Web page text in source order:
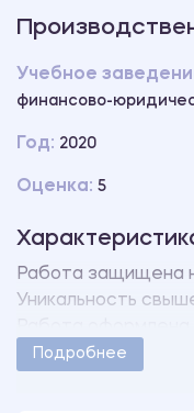
Учебное
финансово-
Год: 2020
Оценка: 5
Работа защищена
Уникальность
методическими
Подробнее